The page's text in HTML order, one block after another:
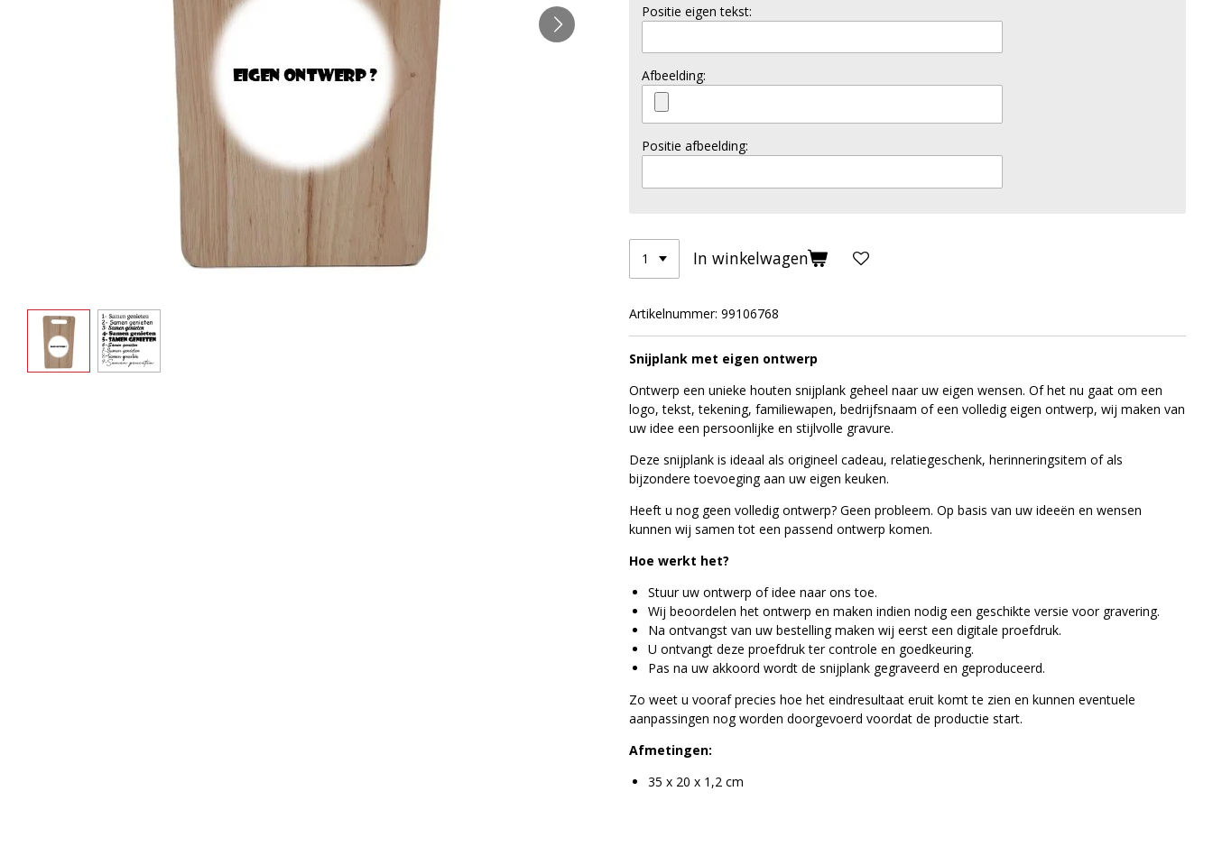
Positie eigen tekst:
Afbeelding:
Positie afbeelding:
In winkelwagen
Artikelnummer: 99106768
Snijplank met eigen ontwerp
Ontwerp een unieke houten snijplank geheel naar uw eigen wensen. Of het nu gaat om een
logo, tekst, tekening, familiewapen, bedrijfsnaam of een volledig eigen ontwerp, wij maken van
uw idee een persoonlijke en stijlvolle gravure.
Deze snijplank is ideaal als origineel cadeau, relatiegeschenk, herinneringsitem of als
bijzondere toevoeging aan uw eigen keuken.
Heeft u nog geen volledig ontwerp? Geen probleem. Op basis van uw ideeën en wensen
kunnen wij samen tot een passend ontwerp komen.
Hoe werkt het?
Stuur uw ontwerp of idee naar ons toe.
Wij beoordelen het ontwerp en maken indien nodig een geschikte versie voor gravering.
Na ontvangst van uw bestelling maken wij eerst een digitale proefdruk.
U ontvangt deze proefdruk ter controle en goedkeuring.
Pas na uw akkoord wordt de snijplank gegraveerd en geproduceerd.
Zo weet u vooraf precies hoe het eindresultaat eruit komt te zien en kunnen eventuele
aanpassingen nog worden doorgevoerd voordat de productie start.
Afmetingen:
35 x 20 x 1,2 cm